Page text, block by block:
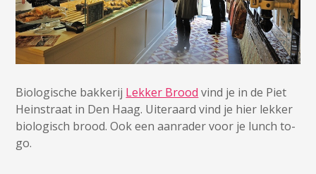
Biologische bakkerij Lekker Brood vind je in de Piet
Heinstraat in Den Haag. Uiteraard vind je hier lekker
biologisch brood. Ook een aanrader voor je lunch to-
go.